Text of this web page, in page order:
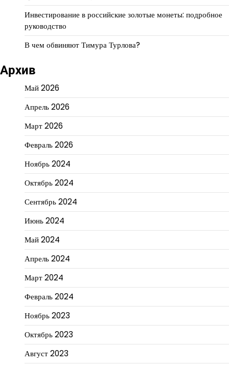
Инвестирование в российские золотые монеты: подробное
руководство
В чем обвиняют Тимура Турлова?
Архив
Май 2026
Апрель 2026
Март 2026
Февраль 2026
Ноябрь 2024
Октябрь 2024
Сентябрь 2024
Июнь 2024
Май 2024
Апрель 2024
Март 2024
Февраль 2024
Ноябрь 2023
Октябрь 2023
Август 2023